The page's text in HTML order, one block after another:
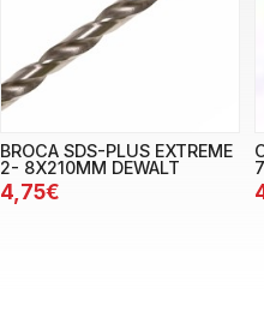
BROCA SDS-PLUS EXTREME
2- 8X210MM DEWALT
4,75€